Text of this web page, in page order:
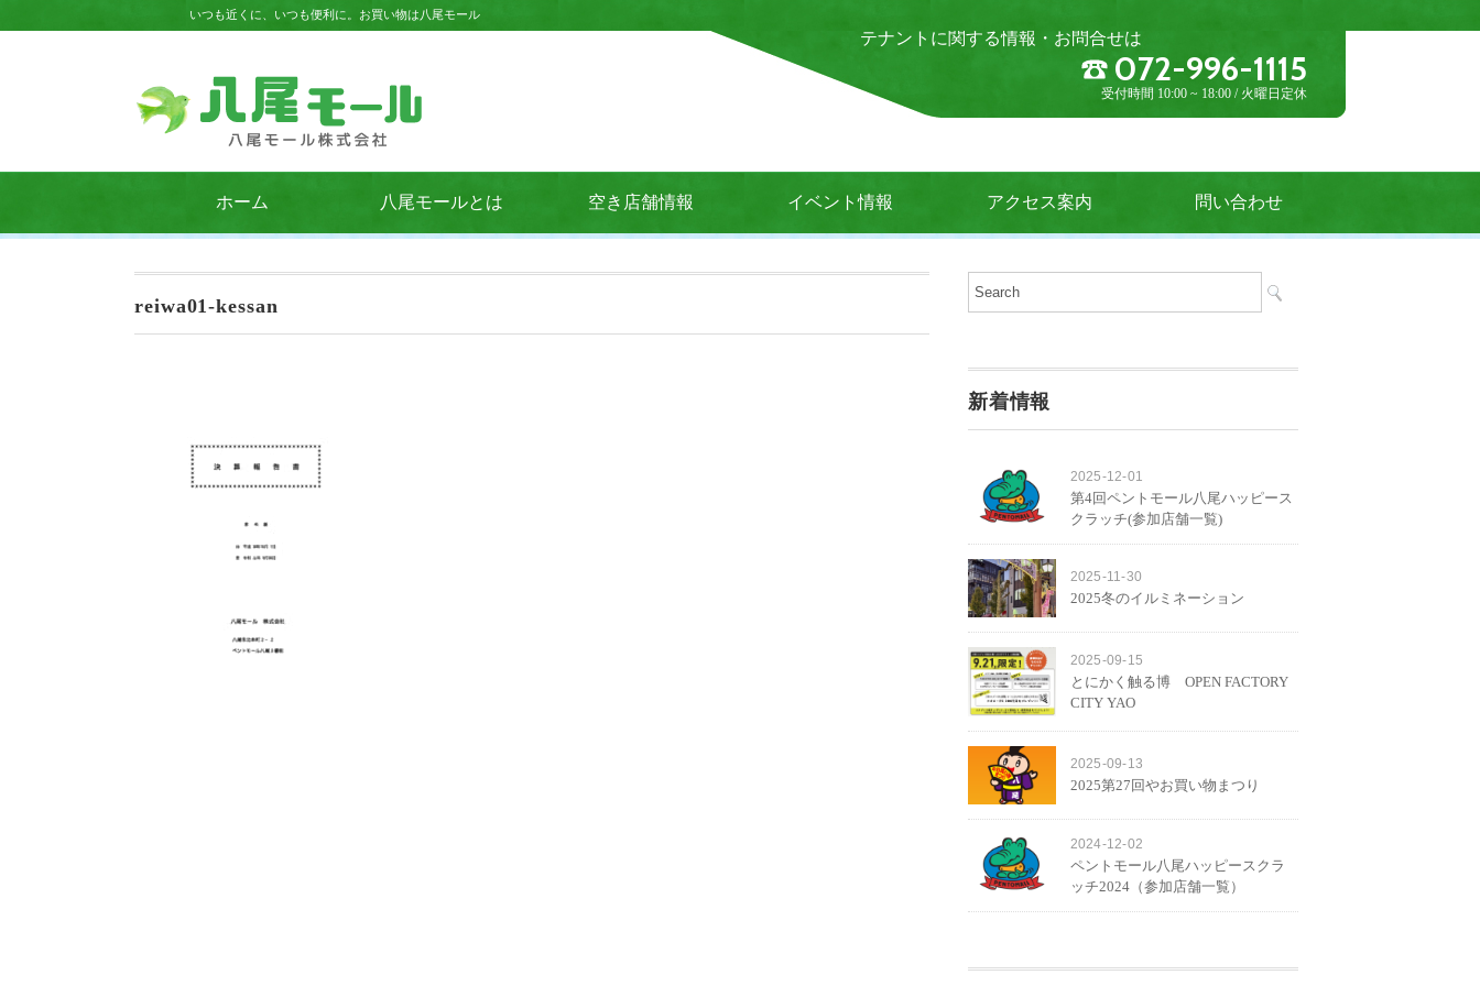
いつも近くに、いつも便利に。お買い物は八尾モール
テナントに関する情報・お問合せは
072-996-1115
受付時間 10:00 ~ 18:00 / 火曜日定休
ホーム 八尾モールとは 空き店舗情報 イベント情報 アクセス案内 問い合わせ
reiwa01-kessan
新着情報
2025-12-01
第4回ペントモール八尾ハッピース
クラッチ(参加店舗一覧)
2025-11-30
2025冬のイルミネーション
2025-09-15
とにかく触る博 OPEN FACTORY
CITY YAO
2025-09-13
2025第27回やお買い物まつり
2024-12-02
ペントモール八尾ハッピースクラ
ッチ2024（参加店舗一覧）